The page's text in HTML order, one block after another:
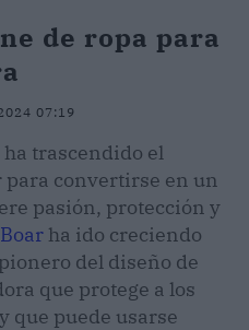
de ropa para
07:19
trascendido el
convertirse en un
pasión, protección y
ha ido creciendo
del diseño de
que protege a los
que puede usarse